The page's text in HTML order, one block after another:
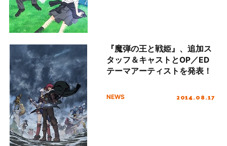
『魔弾の王と戦姫』、追加ス
タッフ＆キャストとOP／ED
テーマアーティストを発表！
NEWS 2014.08.17